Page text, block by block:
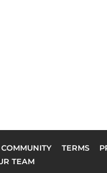
COMMUNITY TERMS
TEAM